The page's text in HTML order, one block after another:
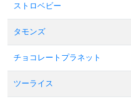
ストロベビー
タモンズ
チョコレートプラネット
ツーライス